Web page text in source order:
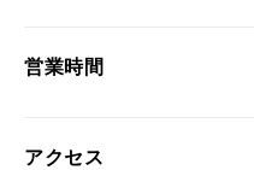
営業時間
アクセス